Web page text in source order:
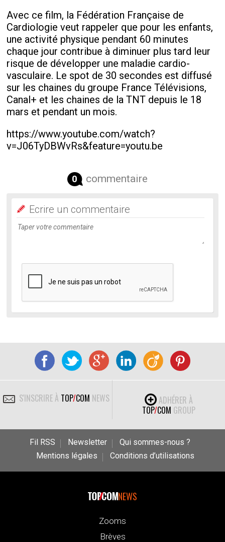
Avec ce film, la Fédération Française de
Cardiologie veut rappeler que pour les enfants,
une activité physique pendant 60 minutes
chaque jour contribue à diminuer plus tard leur
risque de développer une maladie cardio-
vasculaire. Le spot de 30 secondes est diffusé
sur les chaines du groupe France Télévisions,
Canal+ et les chaines de la TNT depuis le 18
mars et pendant un mois.
https://www.youtube.com/watch?
v=J06TyDBWvRs&feature=youtu.be
0 commentaire
Ecrire un commentaire
S'INSCRIRE À TOP/COM NEWS
ADHÉRER À
TOP/COM GROUP
Fil RSS Newsletter
Qui sommes-nous ?
Mentions légales
Conditions d’utilisations
NEWS
Zooms
Brèves